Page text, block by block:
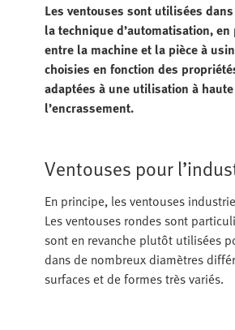
Les ventouses sont utilisées
la technique d’automatisation,
entre la machine et la pièce à
choisies en fonction des
adaptées à une utilisation à
l’encrassement.
Ventouses pour
En principe, les ventouses
Les ventouses rondes sont
sont en revanche plutôt utilisées
dans de nombreux diamètres
surfaces et de formes très variés.